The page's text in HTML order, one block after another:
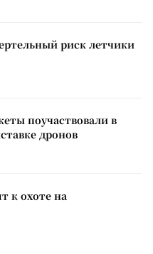
риск летчики
поучаствовали в
дронов
к охоте на